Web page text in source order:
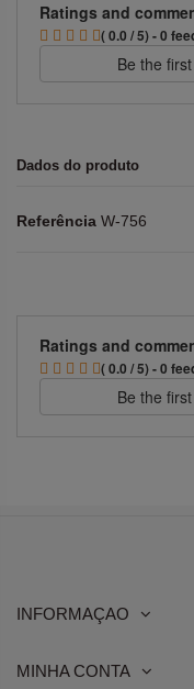
Ratings and
( 0.0 / 5) - 0
Be the
Dados do produto
Referência W-756
Ratings and
( 0.0 / 5) - 0
Be the
INFORMAÇAO
MINHA CONTA